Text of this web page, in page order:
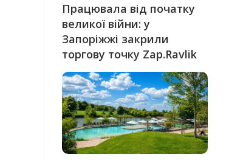
Працювала від початку
великої війни: у
Запоріжжі закрили
торгову точку Zap.Ravlik